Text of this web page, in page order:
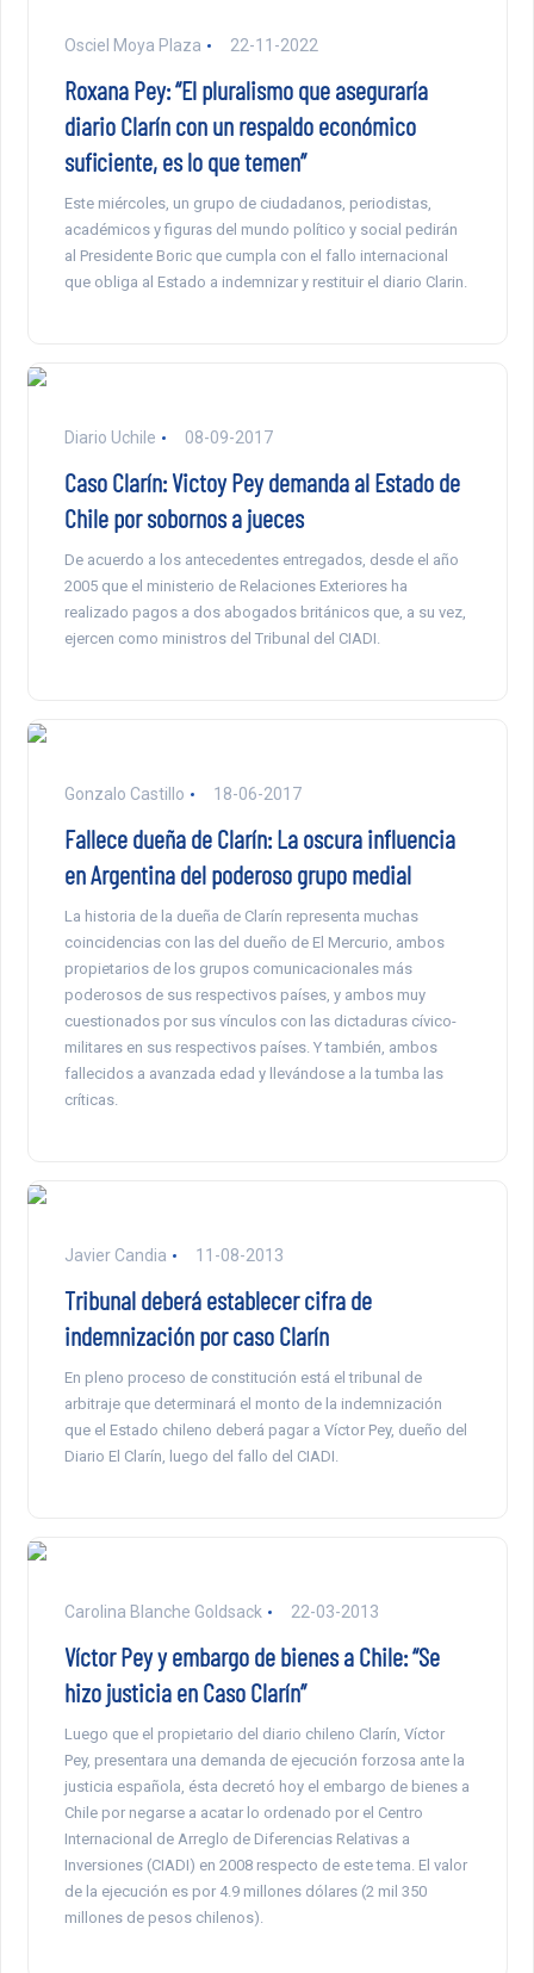
Osciel Moya Plaza 22-11-2022
Roxana Pey: “El pluralismo que aseguraría
diario Clarín con un respaldo económico
suficiente, es lo que temen”
Este miércoles, un grupo de ciudadanos, periodistas,
académicos y figuras del mundo político y social pedirán
al Presidente Boric que cumpla con el fallo internacional
que obliga al Estado a indemnizar y restituir el diario Clarin.
Diario Uchile 08-09-2017
Caso Clarín: Victoy Pey demanda al Estado de
Chile por sobornos a jueces
De acuerdo a los antecedentes entregados, desde el año
2005 que el ministerio de Relaciones Exteriores ha
realizado pagos a dos abogados británicos que, a su vez,
ejercen como ministros del Tribunal del CIADI.
Gonzalo Castillo 18-06-2017
Fallece dueña de Clarín: La oscura influencia
en Argentina del poderoso grupo medial
La historia de la dueña de Clarín representa muchas
coincidencias con las del dueño de El Mercurio, ambos
propietarios de los grupos comunicacionales más
poderosos de sus respectivos países, y ambos muy
cuestionados por sus vínculos con las dictaduras cívico-
militares en sus respectivos países. Y también, ambos
fallecidos a avanzada edad y llevándose a la tumba las
críticas.
Javier Candia 11-08-2013
Tribunal deberá establecer cifra de
indemnización por caso Clarín
En pleno proceso de constitución está el tribunal de
arbitraje que determinará el monto de la indemnización
que el Estado chileno deberá pagar a Víctor Pey, dueño del
Diario El Clarín, luego del fallo del CIADI.
Carolina Blanche Goldsack 22-03-2013
Víctor Pey y embargo de bienes a Chile: “Se
hizo justicia en Caso Clarín”
Luego que el propietario del diario chileno Clarín, Víctor
Pey, presentara una demanda de ejecución forzosa ante la
justicia española, ésta decretó hoy el embargo de bienes a
Chile por negarse a acatar lo ordenado por el Centro
Internacional de Arreglo de Diferencias Relativas a
Inversiones (CIADI) en 2008 respecto de este tema. El valor
de la ejecución es por 4.9 millones dólares (2 mil 350
millones de pesos chilenos).